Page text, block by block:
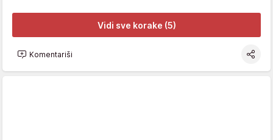
Vidi sve korake (5)
Komentariši